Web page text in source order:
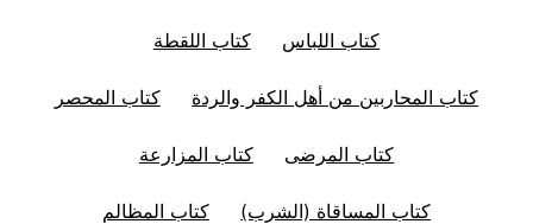
كتاب اللباس كتاب اللقطة
كتاب المحاربين من أهل الكفر والردة كتاب المحصر
كتاب المرضى كتاب المزارعة
كتاب المساقاة (الشرب) كتاب المظالم